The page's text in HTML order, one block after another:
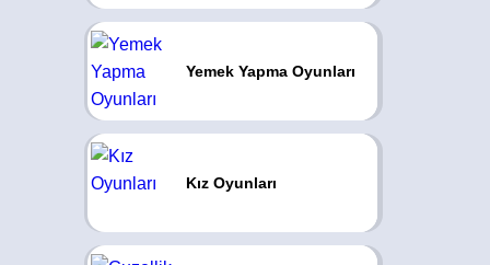
Yemek Yapma Oyunları
Kız Oyunları